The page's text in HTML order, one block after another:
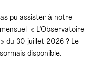
pu assister à notre
« L’Observatoire
du 30 juillet 2026 ? Le
disponible.